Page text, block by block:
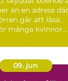
än en adress där
går att låsa.
många kvinnor
09. jun